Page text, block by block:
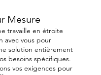
Mesure
travaille en étroite
avec vous pour
solution entièrement
besoins spécifiques.
vos exigences pour